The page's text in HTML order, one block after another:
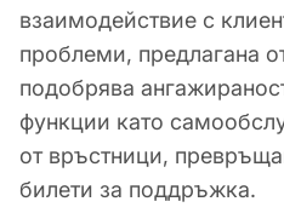
взаимодействие с
проблеми, предлагана
подобрява
функции като
от връстници,
билети за поддръжка.